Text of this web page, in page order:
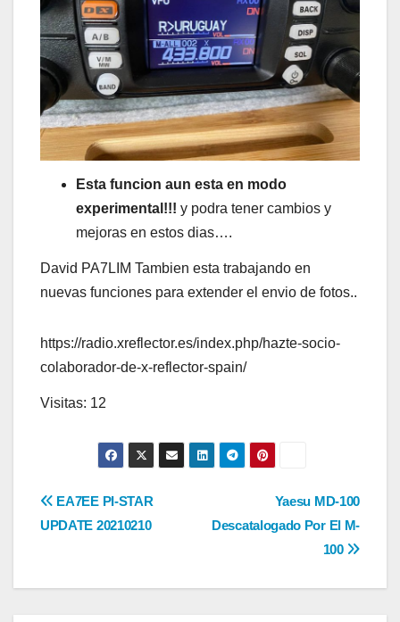
Esta funcion aun esta en modo
experimental!!! y podra tener cambios y
mejoras en estos dias….
David PA7LIM Tambien esta trabajando en
nuevas funciones para extender el envio de fotos..
https://radio.xreflector.es/index.php/hazte-socio-
colaborador-de-x-reflector-spain/
Visitas: 12
Navegación
entradas
Yaesu MD-100
Descatalogado Por El M-
100
EA7EE PI-STAR
UPDATE 20210210